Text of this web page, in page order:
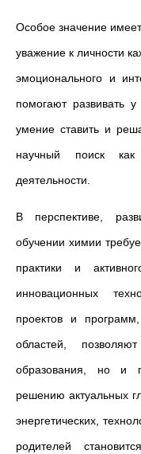
Особое значение
уважение к личности
эмоционального и
помогают развивать
умение ставить и
научный поиск как
деятельности.
В перспективе,
обучении химии
практики и
инновационных
проектов и
областей,
образования, но и
решению актуальных
энергетических,
родителей